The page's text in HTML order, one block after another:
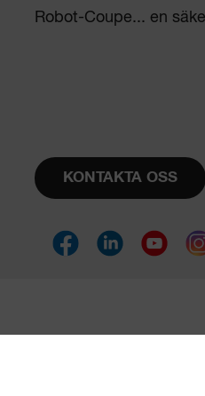
Robot-Coupe... en
KONTAKTA OSS